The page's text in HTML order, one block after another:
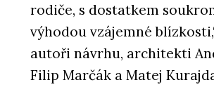
rodiče, s dostatkem
výhodou vzájemné
autoři návrhu, architekti
Filip Marčák a Matej